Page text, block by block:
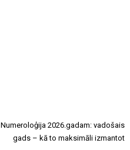
Numeroloģija 2026.gadam: vadošais
gads – kā to maksimāli izmantot